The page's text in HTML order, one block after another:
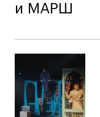
и МАРШ